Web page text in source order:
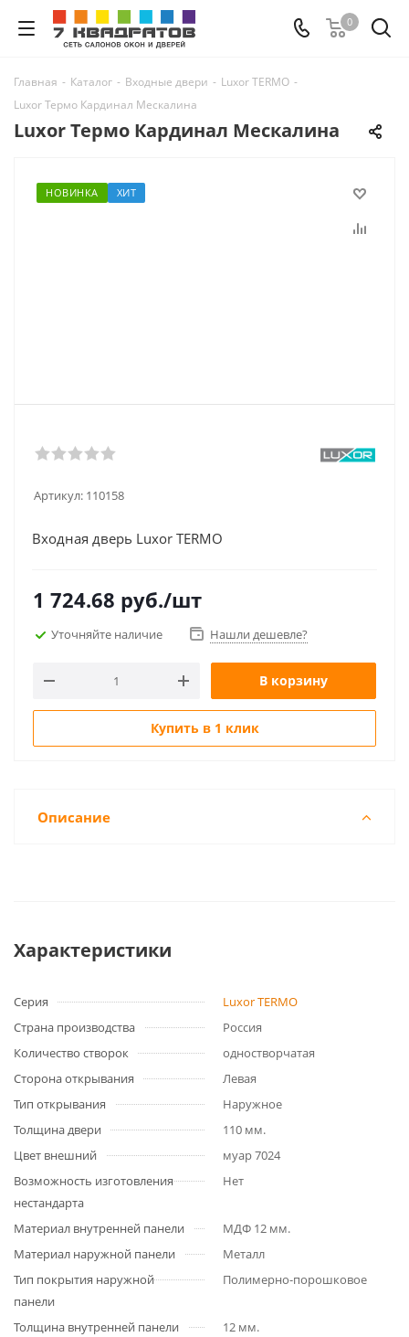
0
Главная - Каталог - Входные двери - Luxor TERMO -
Luxor Термо Кардинал Мескалина
Luxor Термо Кардинал Мескалина
НОВИНКА ХИТ
Артикул: 110158
Входная дверь Luxor TERMO
1 724.68 руб./шт
Уточняйте наличие Нашли дешевле?
В корзину
Купить в 1 клик
Описание
Характеристики
Серия
Luxor TERMO
Страна производства
Россия
Количество створок
одностворчатая
Сторона открывания
Левая
Тип открывания
Наружное
Толщина двери
110 мм.
Цвет внешний
муар 7024
Возможность изготовления
нестандарта
Нет
Материал внутренней панели
МДФ 12 мм.
Материал наружной панели
Металл
Тип покрытия наружной
панели
Полимерно-порошковое
Толщина внутренней панели
12 мм.